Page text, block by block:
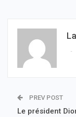
PREV POST
Le président